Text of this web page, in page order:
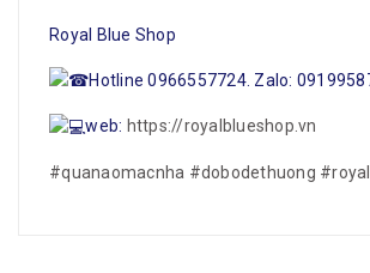
Royal Blue Shop
Hotline 0966557724. Zalo:
web: https://royalblueshop.vn
#quanaomacnha #dobodethuong